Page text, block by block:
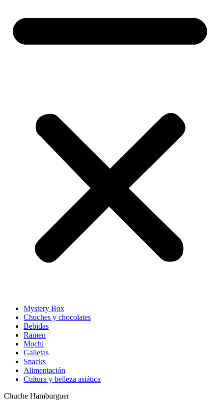
Mystery Box
Chuches y chocolates
Bebidas
Ramen
Mochi
Galletas
Snacks
Alimentación
Cultura y belleza asiática
Chuche Hamburguer